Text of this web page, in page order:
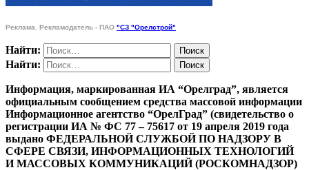
Реклама. Рекламодатель - ПАО "СЗ "Орелстрой"
Найти:
Найти:
Информация, маркированная ИА “Орелград”, является
официальным сообщением средства массовой информации
Информационное агентство “ОрелГрад” (свидетельство о
регистрации ИА № ФС 77 – 75617 от 19 апреля 2019 года
выдано ФЕДЕРАЛЬНОЙ СЛУЖБОЙ ПО НАДЗОРУ В
СФЕРЕ СВЯЗИ, ИНФОРМАЦИОННЫХ ТЕХНОЛОГИЙ
И МАССОВЫХ КОММУНИКАЦИЙ (РОСКОМНАДЗОР)